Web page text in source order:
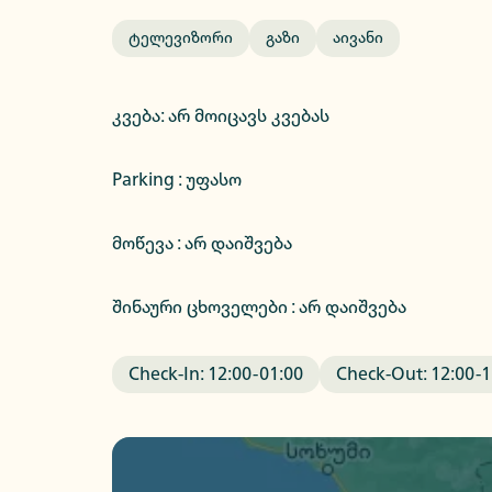
Ტელევიზორი Გაზი Აივანი
კვება:არ მოიცავს კვებას
Parking :უფასო
მოწევა : არ დაიშვება
შინაური ცხოველები : არ დაიშვება
Check-In: 12:00-01:00 Check-Out: 12:00-